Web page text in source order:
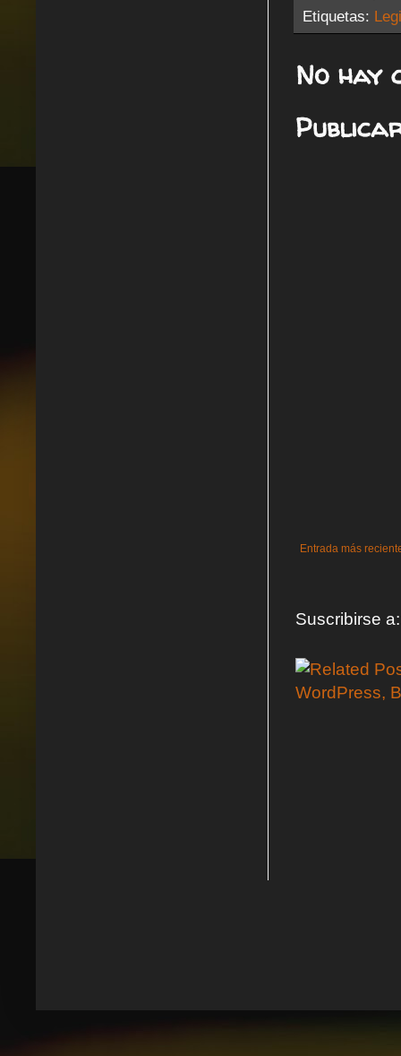
Etiquetas:
No hay
Entrada más
Suscribirse